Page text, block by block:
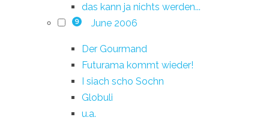
das kann ja nichts werden...
9 June 2006
Der Gourmand
Futurama kommt wieder!
I siach scho Sochn
Globuli
u.a.